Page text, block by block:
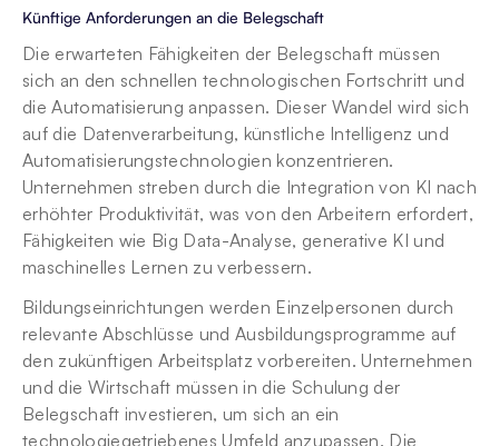
Künftige Anforderungen an die Belegschaft
Die erwarteten Fähigkeiten der Belegschaft müssen
sich an den schnellen technologischen Fortschritt und
die Automatisierung anpassen. Dieser Wandel wird sich
auf die Datenverarbeitung, künstliche Intelligenz und
Automatisierungstechnologien konzentrieren.
Unternehmen streben durch die Integration von KI nach
erhöhter Produktivität, was von den Arbeitern erfordert,
Fähigkeiten wie Big Data-Analyse, generative KI und
maschinelles Lernen zu verbessern.
Bildungseinrichtungen werden Einzelpersonen durch
relevante Abschlüsse und Ausbildungsprogramme auf
den zukünftigen Arbeitsplatz vorbereiten. Unternehmen
und die Wirtschaft müssen in die Schulung der
Belegschaft investieren, um sich an ein
technologiegetriebenes Umfeld anzupassen. Die